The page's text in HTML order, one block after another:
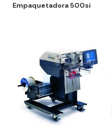
Empaquetadora 500si